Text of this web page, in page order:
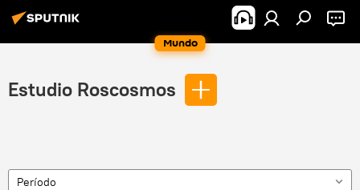
Mundo
Estudio Roscosmos
Período